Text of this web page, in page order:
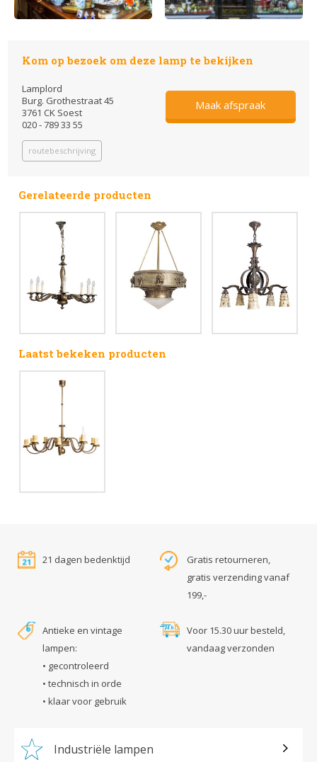
Kom op bezoek om deze lamp te bekijken
Lamplord
Burg. Grothestraat 45
3761 CK Soest
020 - 789 33 55
routebeschrijving
Maak afspraak
Gerelateerde producten
Laatst bekeken producten
21 dagen bedenktijd
Gratis retourneren,
gratis verzending vanaf
199,-
Antieke en vintage
lampen:
• gecontroleerd
• technisch in orde
• klaar voor gebruik
Voor 15.30 uur besteld,
vandaag verzonden
Industriële lampen